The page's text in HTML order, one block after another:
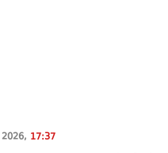
17:37